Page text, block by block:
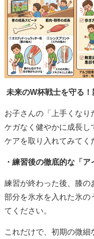
未来のW杯戦士を守る
お子さんの「上手くなり
ケガなく健やかに成長し
ケアを取り入れてみてく
・練習後の徹底的な「ア
練習が終わった後、膝の
部分を氷水を入れた氷の
てください。
これだけで、初期の微細